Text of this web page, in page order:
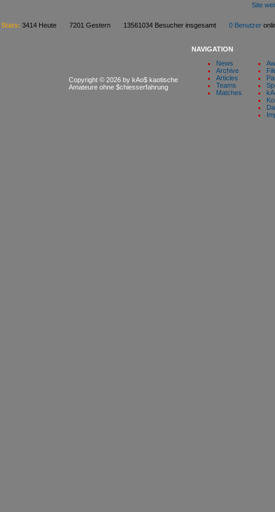
Site
Stats: 3414 Heute 7201 Gestern 13561034 Besucher insgesamt 0 Benutzer
Copyright © 2026 by kAo$ kaotische
Amateure ohne $chiesserfahrung
NAVIGATION
News
Archive
Articles
Teams
Matches